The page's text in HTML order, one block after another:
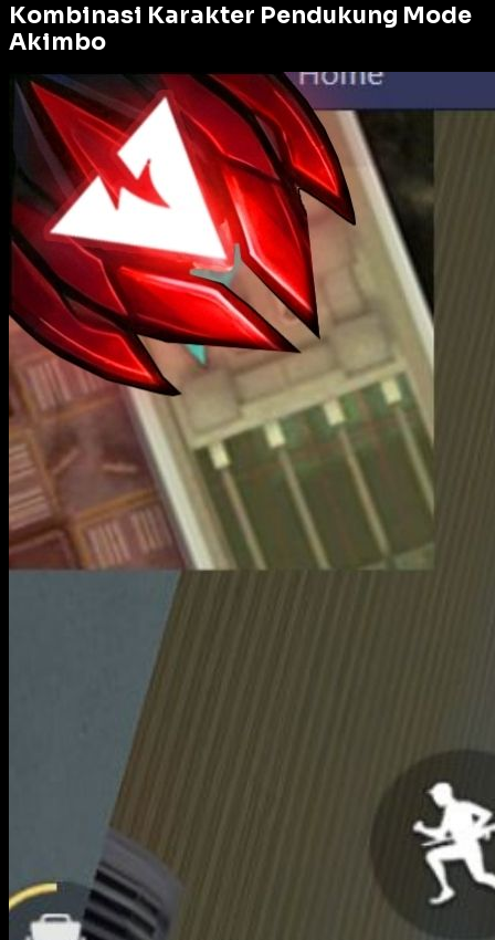
Kombinasi Karakter Pendukung Mode
Akimbo